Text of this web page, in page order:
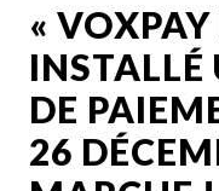
«
INSTALLÉ
DE
26